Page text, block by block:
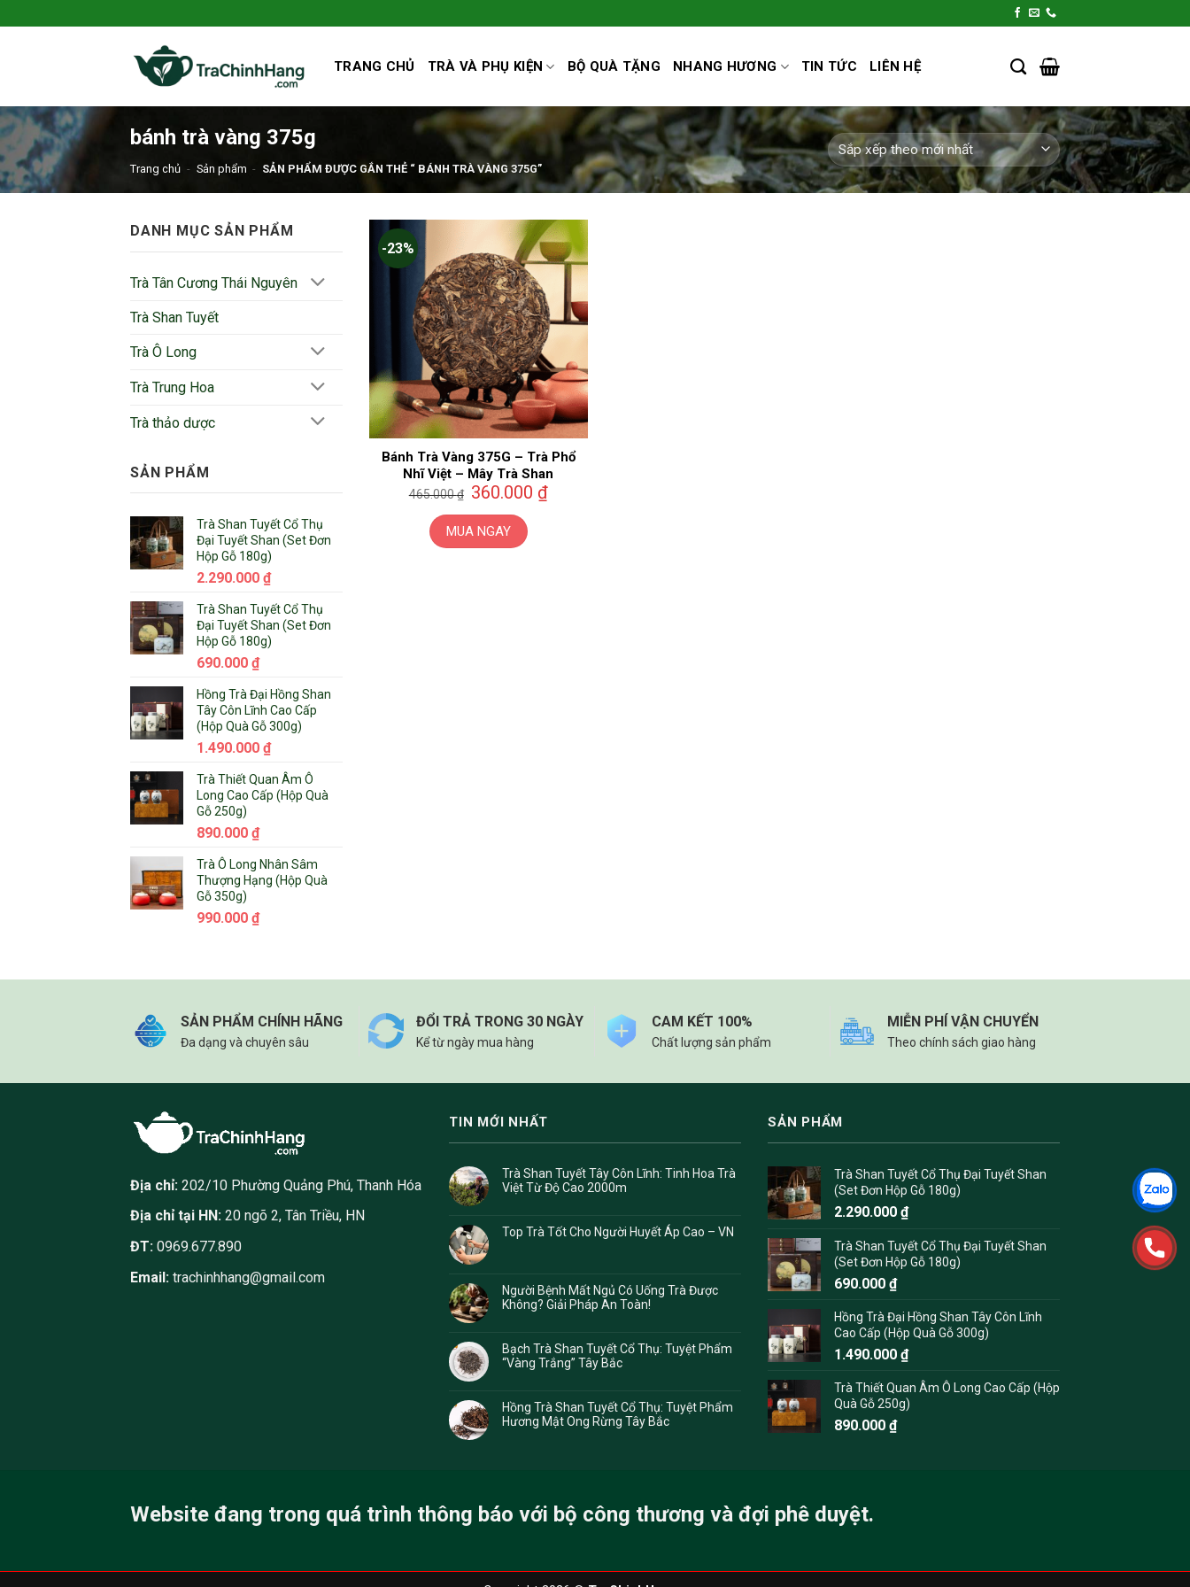
qua
TRANG CHỦ TRÀ VÀ PHỤ KIỆN BỘ QUÀ TẶNG NHANG HƯƠNG TIN TỨC LIÊN HỆ
bánh trà vàng 375g
Trang chủ - Sản phẩm - SẢN PHẨM ĐƯỢC GẮN THẺ “ BÁNH TRÀ VÀNG 375G”
DANH MỤC SẢN PHẨM
Trà Tân Cương Thái Nguyên
Trà Shan Tuyết
Trà Ô Long
Trà Trung Hoa
Trà thảo dược
SẢN PHẨM
Trà Shan Tuyết Cổ Thụ
Đại Tuyết Shan (Set Đơn
Hộp Gỗ 180g)
2.290.000 ₫
Trà Shan Tuyết Cổ Thụ
Đại Tuyết Shan (Set Đơn
Hộp Gỗ 180g)
690.000 ₫
Hồng Trà Đại Hồng Shan
Tây Côn Lĩnh Cao Cấp
(Hộp Quà Gỗ 300g)
1.490.000 ₫
Trà Thiết Quan Âm Ô
Long Cao Cấp (Hộp Quà
Gỗ 250g)
890.000 ₫
Trà Ô Long Nhân Sâm
Thượng Hạng (Hộp Quà
Gỗ 350g)
990.000 ₫
-23%
Bánh Trà Vàng 375G – Trà Phổ
Nhĩ Việt – Mây Trà Shan
465.000₫ Giá
gốc
là:
465.000 ₫.
360.000 ₫Giá
hiện
MUA NGAY
SẢN PHẨM CHÍNH HÃNG
Đa dạng và chuyên sâu
ĐỔI TRẢ TRONG 30 NGÀY
Kể từ ngày mua hàng
CAM KẾT 100%
Chất lượng sản phẩm
MIỄN PHÍ VẬN CHUYỂN
Theo chính sách giao hàng
Địa chỉ: 202/10 Phường Quảng Phú, Thanh Hóa
Địa chỉ tại HN: 20 ngõ 2, Tân Triều, HN
ĐT: 0969.677.890
Email: trachinhhang@gmail.com
TIN MỚI NHẤT
Trà Shan Tuyết Tây Côn Lĩnh: Tinh Hoa Trà
Việt Từ Độ Cao 2000m
Top Trà Tốt Cho Người Huyết Áp Cao – VN
Người Bệnh Mất Ngủ Có Uống Trà Được
Không? Giải Pháp An Toàn!
Bạch Trà Shan Tuyết Cổ Thụ: Tuyệt Phẩm
“Vàng Trắng” Tây Bắc
Hồng Trà Shan Tuyết Cổ Thụ: Tuyệt Phẩm
Hương Mật Ong Rừng Tây Bắc
SẢN PHẨM
Trà Shan Tuyết Cổ Thụ Đại Tuyết Shan
(Set Đơn Hộp Gỗ 180g)
2.290.000 ₫
Trà Shan Tuyết Cổ Thụ Đại Tuyết Shan
(Set Đơn Hộp Gỗ 180g)
690.000 ₫
Hồng Trà Đại Hồng Shan Tây Côn Lĩnh
Cao Cấp (Hộp Quà Gỗ 300g)
1.490.000 ₫
Trà Thiết Quan Âm Ô Long Cao Cấp (Hộp
Quà Gỗ 250g)
890.000 ₫
Website đang trong quá trình thông báo với bộ công thương và đợi phê duyệt.